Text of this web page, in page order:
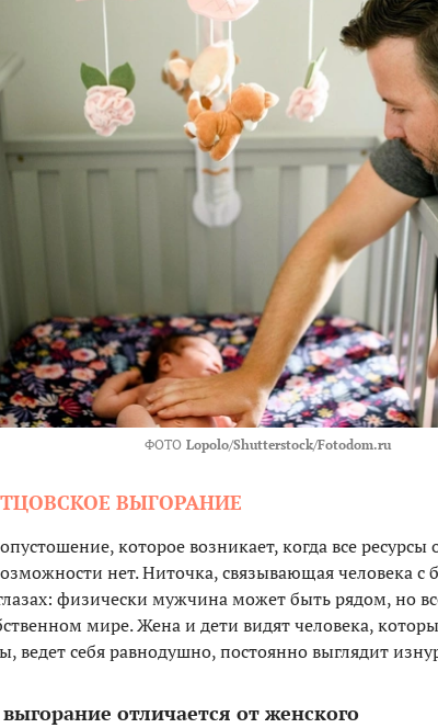
ФОТО Lopolo/Shutterstock/Fotodom.ru
ВЫГОРАНИЕ
которое возникает, когда все
нет. Ниточка, связывающая человека с
физически мужчина может быть рядом, но
мире. Жена и дети видят человека,
ведет себя равнодушно, постоянно выглядит
отличается от женского